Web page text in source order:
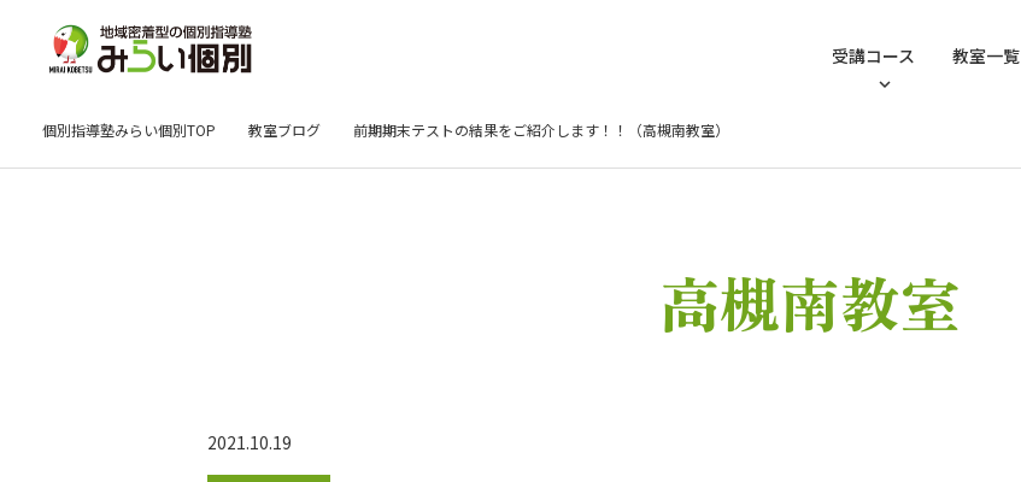
受講コース 教室一覧
個別指導塾みらい個別TOP 教室ブログ 前期期末テストの結果をご紹介します！！（高槻南教室）
高槻南教室
2021.10.19